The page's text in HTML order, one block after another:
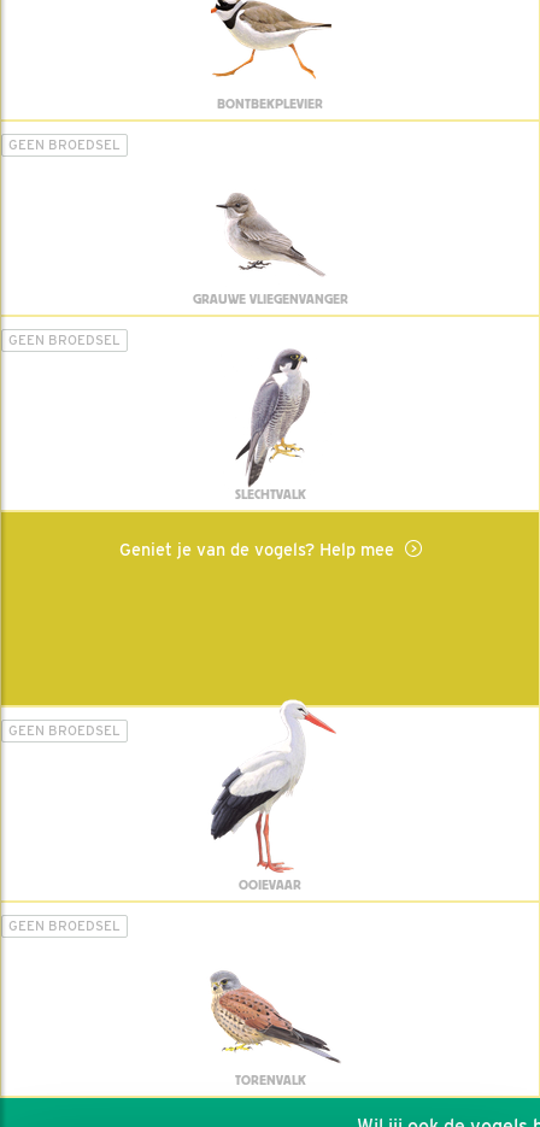
BONTBEKPLEVIER
GEEN BROEDSEL
GRAUWE VLIEGENVANGER
GEEN BROEDSEL
SLECHTVALK
Geniet je van de vogels? Help mee
GEEN BROEDSEL
OOIEVAAR
GEEN BROEDSEL
TORENVALK